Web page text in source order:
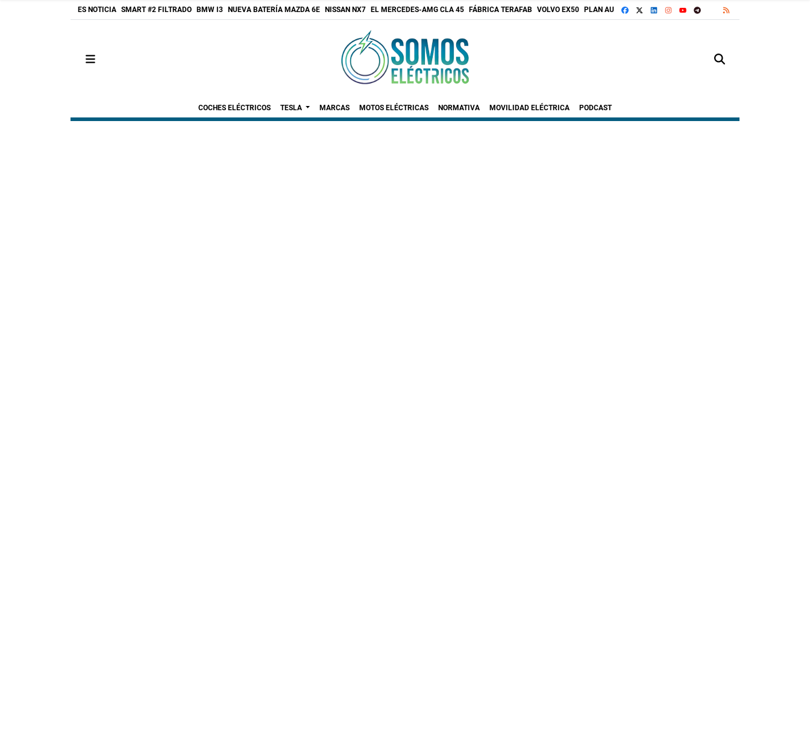
ES NOTICIA SMART #2 FILTRADO BMW I3 NUEVA BATERÍA MAZDA 6E NISSAN NX7 EL MERCEDES-AMG CLA 45 FÁBRICA TERAFAB VOLVO EX50 PLAN AUTO+FACEBOOKLINKEDININSTAGRAM
YOUTUBE
TELEGRAM
GOOGLE DISCOVER
COCHES ELÉCTRICOS TESLA MARCAS MOTOS ELÉCTRICAS NORMATIVA MOVILIDAD ELÉCTRICA PODCAST